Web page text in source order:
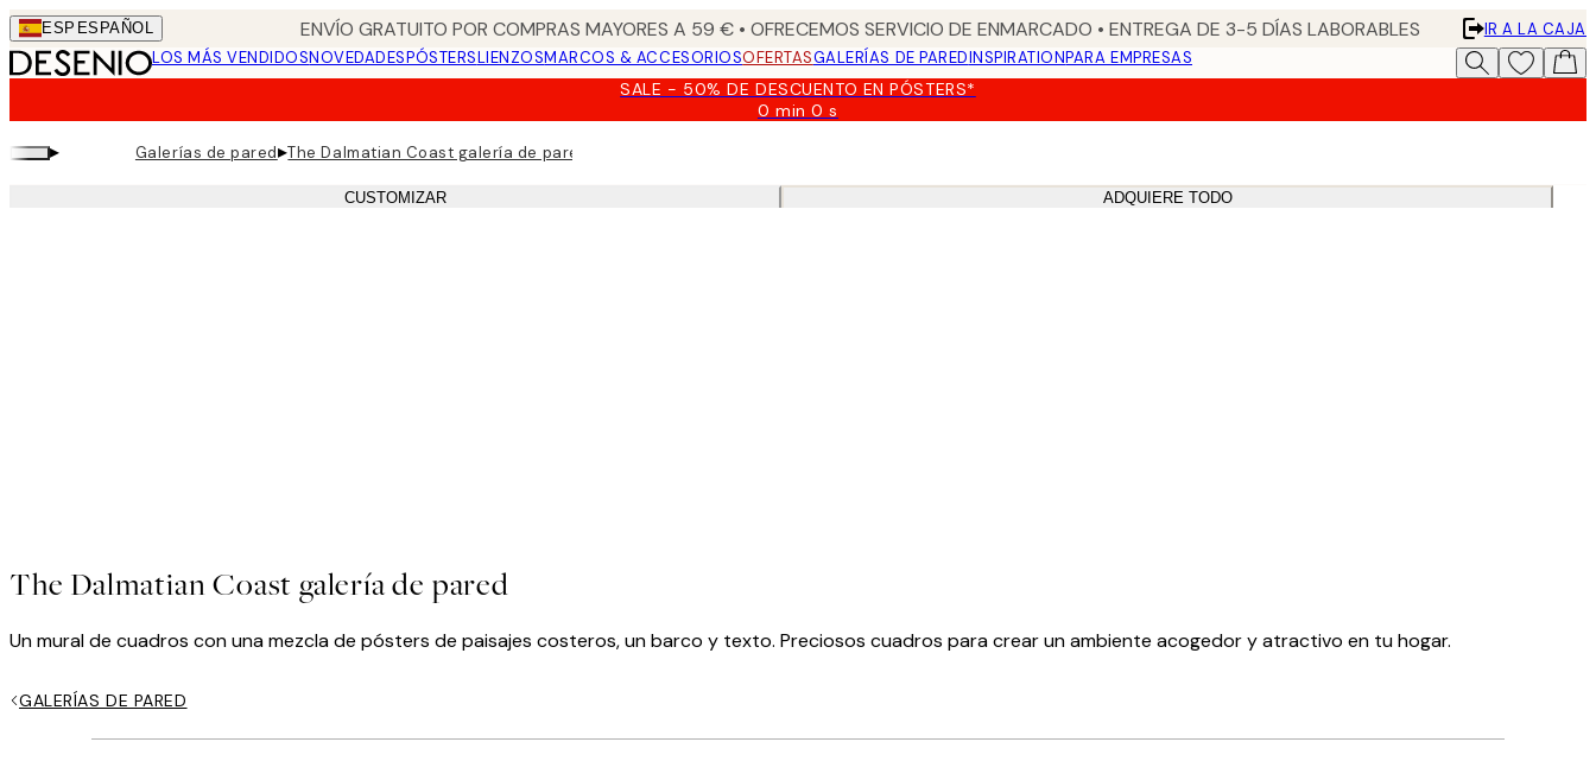
Skip
to
main
ESP ESPAÑOL ENVÍO GRATUITO POR COMPRAS MAYORES A 59 € • OFRECEMOS SERVICIO DE ENMARCADO • ENTREGA DE 3-5 DÍAS LABORABLES
IR A LA CAJA
LOS MÁS VENDIDOSNOVEDADESPÓSTERSLIENZOSMARCOS & ACCESORIOSOFERTASGALERÍAS DE PAREDINSPIRATIONPARA EMPRESAS
SALE - 50% DE DESCUENTO EN PÓSTERS*
0 min0 s
Válido
08-
▸ Galerías de pared▸The Dalmatian Coast galería de pared
CUSTOMIZAR ADQUIERE TODO
The Dalmatian Coast galería de pared
Un mural de cuadros con una mezcla de pósters de paisajes costeros, un barco y texto. Preciosos cuadros para crear un ambiente acogedor y atractivo en tu hogar.
GALERÍAS DE PARED